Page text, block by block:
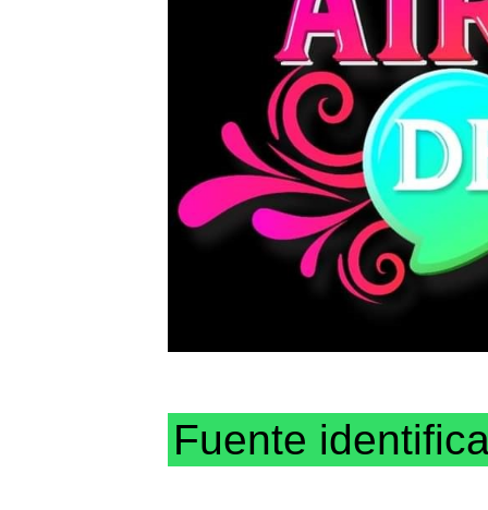
Fuente